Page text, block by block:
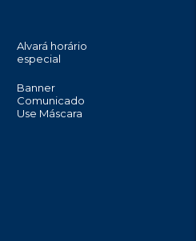
Alvará horário
especial
Banner
Comunicado
Use Máscara